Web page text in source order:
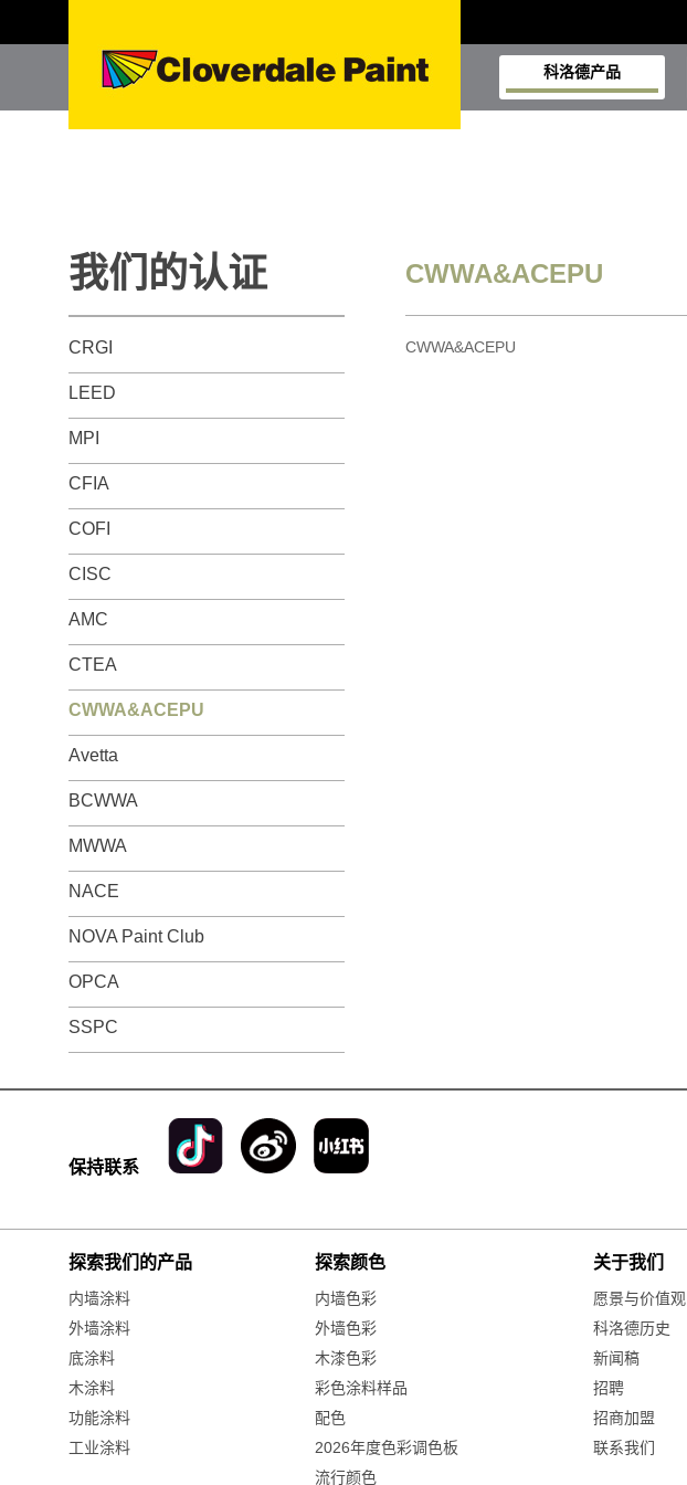
科洛德产品
CWWA&ACEPU
CWWA&ACEPU
我们的认证
CRGI
LEED
MPI
CFIA
COFI
CISC
AMC
CTEA
CWWA&ACEPU
Avetta
BCWWA
MWWA
NACE
NOVA Paint Club
OPCA
SSPC
保持联系
探索我们的产品
内墙涂料
外墙涂料
底涂料
木涂料
功能涂料
工业涂料
探索颜色
内墙色彩
外墙色彩
木漆色彩
彩色涂料样品
配色
2026年度色彩调色板
流行颜色
关于我们
愿景与价值观
科洛德历史
新闻稿
招聘
招商加盟
联系我们